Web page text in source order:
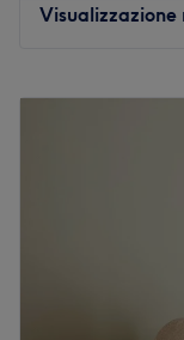
Extreme hair &